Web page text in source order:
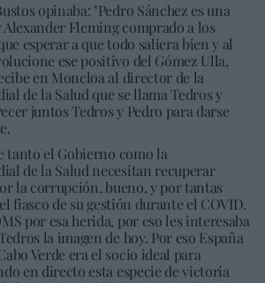
opinaba: "Pedro Sánchez es una
Alexander Fleming comprado a los
esperar a que todo saliera bien y al
ese positivo del Gómez Ulla,
en Moncloa al director de la
de la Salud que se llama Tedros y
juntos Tedros y Pedro para darse
tanto el Gobierno como la
de la Salud necesitan recuperar
la corrupción, bueno, y por tantas
fiasco de su gestión durante el COVID.
por esa herida, por eso les interesaba
la imagen de hoy. Por eso España
Verde era el socio ideal para
en directo esta especie de victoria